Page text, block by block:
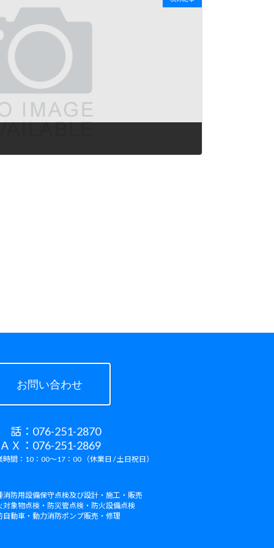
お問い合わせ
話：076-251-2870
Ｘ：076-251-2869
時間：10：00～17：00 （休業日 / 土日祝日）
消防用設備保守点検及び設計・施工・販売
対象物点検・防災管点検・防火設備点検
自動車・動力消防ポンプ販売・修理